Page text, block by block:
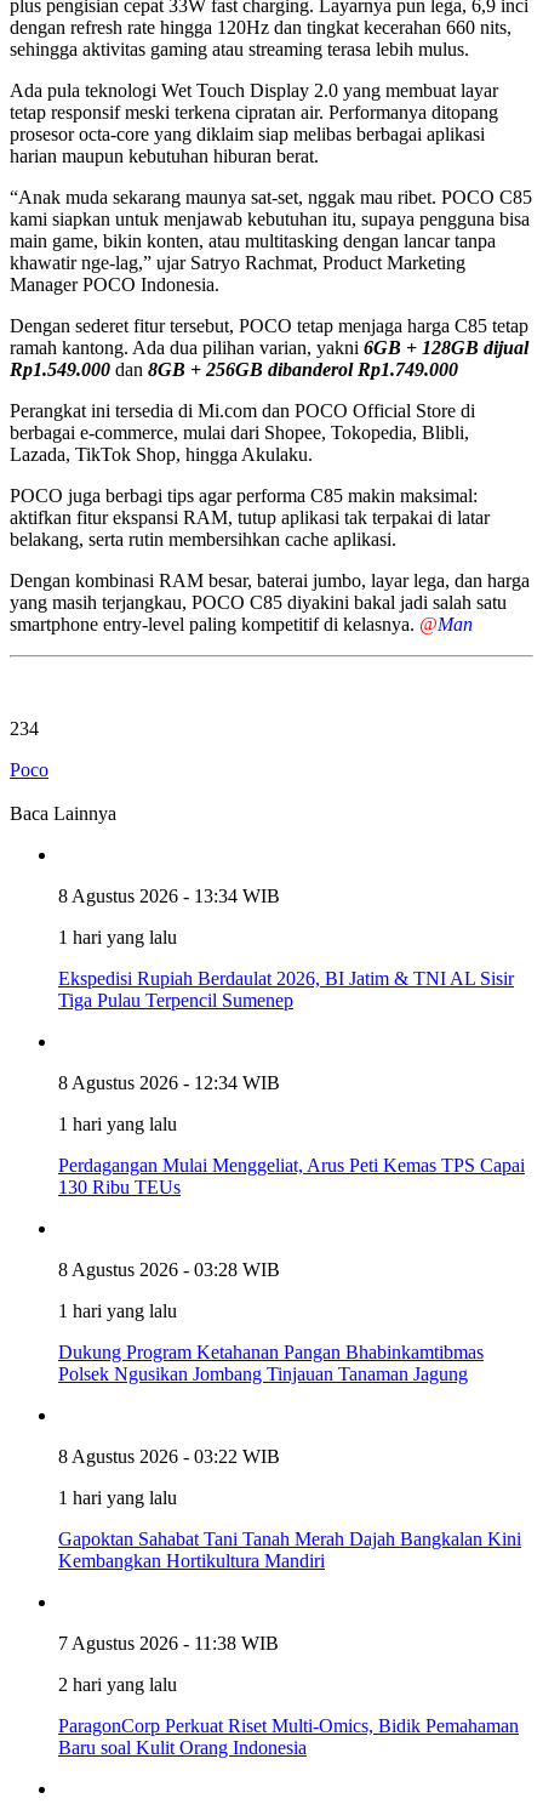
plus pengisian cepat 33W fast charging. Layarnya pun lega, 6,9 inci
dengan refresh rate hingga 120Hz dan tingkat kecerahan 660 nits,
sehingga aktivitas gaming atau streaming terasa lebih mulus.
Ada pula teknologi Wet Touch Display 2.0 yang membuat layar
tetap responsif meski terkena cipratan air. Performanya ditopang
prosesor octa-core yang diklaim siap melibas berbagai aplikasi
harian maupun kebutuhan hiburan berat.
“Anak muda sekarang maunya sat-set, nggak mau ribet. POCO C85
kami siapkan untuk menjawab kebutuhan itu, supaya pengguna bisa
main game, bikin konten, atau multitasking dengan lancar tanpa
khawatir nge-lag,” ujar Satryo Rachmat, Product Marketing
Manager POCO Indonesia.
Dengan sederet fitur tersebut, POCO tetap menjaga harga C85 tetap
ramah kantong. Ada dua pilihan varian, yakni 6GB + 128GB dijual
Rp1.549.000 dan 8GB + 256GB dibanderol Rp1.749.000
Perangkat ini tersedia di Mi.com dan POCO Official Store di
berbagai e-commerce, mulai dari Shopee, Tokopedia, Blibli,
Lazada, TikTok Shop, hingga Akulaku.
POCO juga berbagi tips agar performa C85 makin maksimal:
aktifkan fitur ekspansi RAM, tutup aplikasi tak terpakai di latar
belakang, serta rutin membersihkan cache aplikasi.
Dengan kombinasi RAM besar, baterai jumbo, layar lega, dan harga
yang masih terjangkau, POCO C85 diyakini bakal jadi salah satu
smartphone entry-level paling kompetitif di kelasnya. @Man
234
Poco
Baca Lainnya
8 Agustus 2026 - 13:34 WIB
1 hari yang lalu
Ekspedisi Rupiah Berdaulat 2026, BI Jatim & TNI AL Sisir
Tiga Pulau Terpencil Sumenep
8 Agustus 2026 - 12:34 WIB
1 hari yang lalu
Perdagangan Mulai Menggeliat, Arus Peti Kemas TPS Capai
130 Ribu TEUs
8 Agustus 2026 - 03:28 WIB
1 hari yang lalu
Dukung Program Ketahanan Pangan Bhabinkamtibmas
Polsek Ngusikan Jombang Tinjauan Tanaman Jagung
8 Agustus 2026 - 03:22 WIB
1 hari yang lalu
Gapoktan Sahabat Tani Tanah Merah Dajah Bangkalan Kini
Kembangkan Hortikultura Mandiri
7 Agustus 2026 - 11:38 WIB
2 hari yang lalu
ParagonCorp Perkuat Riset Multi-Omics, Bidik Pemahaman
Baru soal Kulit Orang Indonesia